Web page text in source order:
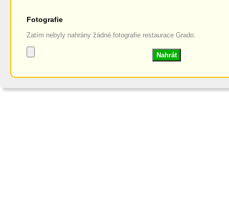
Fotografie
Zatím nebyly nahrány žádné fotografie restaurace Grado.